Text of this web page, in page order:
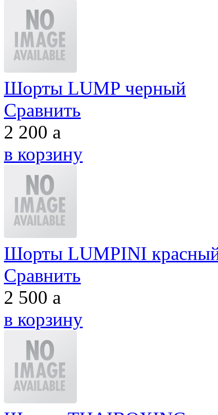
Шорты LUMP черный
Сравнить
2 200 a
в корзину
Шорты LUMPINI
Сравнить
2 500 a
в корзину